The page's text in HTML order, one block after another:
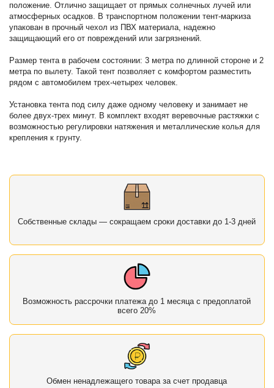
положение. Отлично защищает от прямых солнечных лучей или
атмосферных осадков. В транспортном положении тент-маркиза
упакован в прочный чехол из ПВХ материала, надежно
защищающий его от повреждений или загрязнений.
Размер тента в рабочем состоянии: 3 метра по длинной стороне и 2
метра по вылету. Такой тент позволяет с комфортом разместить
рядом с автомобилем трех-четырех человек.
Установка тента под силу даже одному человеку и занимает не
более двух-трех минут. В комплект входят веревочные растяжки с
возможностью регулировки натяжения и металлические колья для
крепления к грунту.
Собственные склады — сокращаем сроки доставки до 1-3 дней
Возможность рассрочки платежа до 1 месяца с предоплатой
всего 20%
Обмен ненадлежащего товара за счет продавца